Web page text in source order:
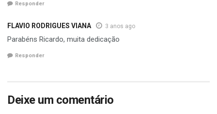
Responder
FLAVIO RODRIGUES VIANA 3 anos ago
Parabéns Ricardo, muita dedicação
Responder
Deixe um comentário